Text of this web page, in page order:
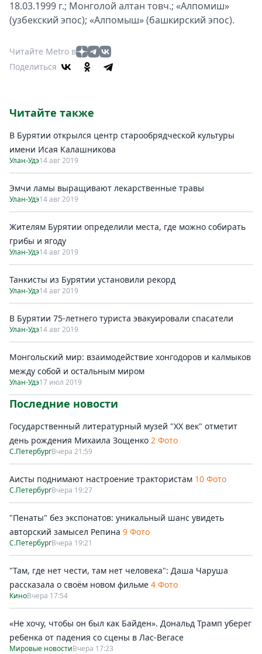
18.03.1999 г.; Монголой алтан товч.; «Алпомиш»
(узбекский эпос); «Алпомыш» (башкирский эпос).
Читайте Metro в
Поделиться
Читайте также
В Бурятии открылся центр старообрядческой культуры
имени Исая Калашникова
Улан-Удэ14 авг 2019
Эмчи ламы выращивают лекарственные травы
Улан-Удэ14 авг 2019
Жителям Бурятии определили места, где можно собирать
грибы и ягоду
Улан-Удэ14 авг 2019
Танкисты из Бурятии установили рекорд
Улан-Удэ14 авг 2019
В Бурятии 75-летнего туриста эвакуировали спасатели
Улан-Удэ14 авг 2019
Монгольский мир: взаимодействие хонгодоров и калмыков
между собой и остальным миром
Улан-Удэ17 июл 2019
Последние новости
Государственный литературный музей "ХХ век" отметит
день рождения Михаила Зощенко 2 Фото
С.ПетербургВчера 21:59
Аисты поднимают настроение трактористам 10 Фото
С.ПетербургВчера 19:27
"Пенаты" без экспонатов: уникальный шанс увидеть
авторский замысел Репина 9 Фото
С.ПетербургВчера 19:21
"Там, где нет чести, там нет человека": Даша Чаруша
рассказала о своём новом фильме 4 Фото
КиноВчера 17:54
«Не хочу, чтобы он был как Байден». Дональд Трамп уберег
ребенка от падения со сцены в Лас-Вегасе
Мировые новостиВчера 17:23